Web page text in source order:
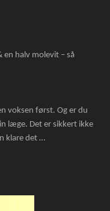
en halv molevit – så
voksen først. Og er du
læge. Det er sikkert ikke
klare det …